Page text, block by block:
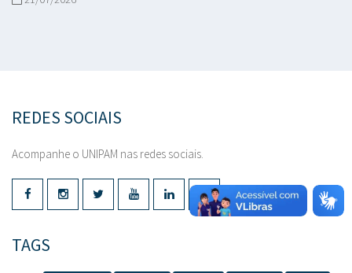
REDES SOCIAIS
Acompanhe o UNIPAM nas redes sociais.
TAGS